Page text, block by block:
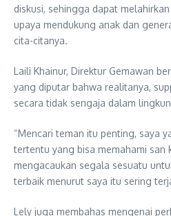
diskusi, sehingga dapat
upaya mendukung anak dan
cita-citanya.
Laili Khainur, Direktur Gemawan
yang diputar bahwa realitanya,
secara tidak sengaja dalam
“Mencari teman itu penting, saya
tertentu yang bisa memahami san
mengacaukan segala sesuatu
terbaik menurut saya itu sering
Lely juga membahas mengenai